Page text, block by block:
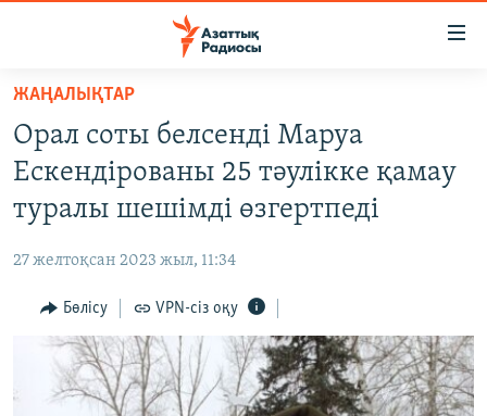
Skip
main
content
main
САЯСАТ
AZATTYQTV
АДАМ ҚҰҚЫҚТАРЫ
ӘЛЕУМЕТ
ӘЛЕМ
АРНАЙЫ ЖОБАЛАР
ЖАҢАЛЫҚТАР
Орал соты белсенді Маруа
Ескендірованы 25 тәулікке қамау
туралы шешімді өзгертпеді
27 желтоқсан 2023 жыл, 11:34
Бөлісу VPN-сіз оқу